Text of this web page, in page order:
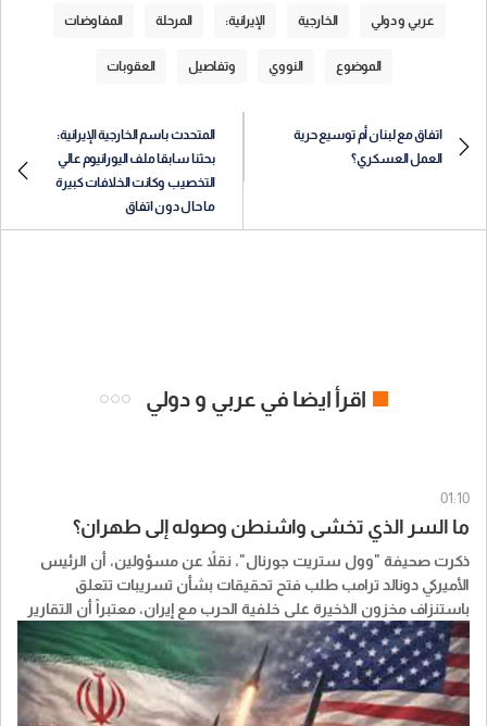
عربي و دولي الخارجية الإيرانية: المرحلة المفاوضات
الموضوع النووي وتفاصيل العقوبات
اتفاق مع لبنان أم توسيع حرية
العمل العسكري؟
المتحدث باسم الخارجية الإيرانية:
بحثنا سابقا ملف اليورانيوم عالي
التخصيب وكانت الخلافات كبيرة
ما حال دون اتفاق
اقرأ ايضا في عربي و دولي
01:10
ما السر الذي تخشى واشنطن وصوله إلى طهران؟
ذكرت صحيفة "وول ستريت جورنال"، نقلاً عن مسؤولين، أن الرئيس
الأميركي ​دونالد ترامب​ طلب فتح تحقيقات بشأن تسريبات تتعلق
باستنزاف مخزون الذخيرة على خلفية الحرب مع إيران، معتبراً أن التقارير
عن مستويات الذخيرة قد تمنح النظام الإيراني جرأة أكبر وتضعف مساعي
واشنطن لكبح برنامج ايران النووي.